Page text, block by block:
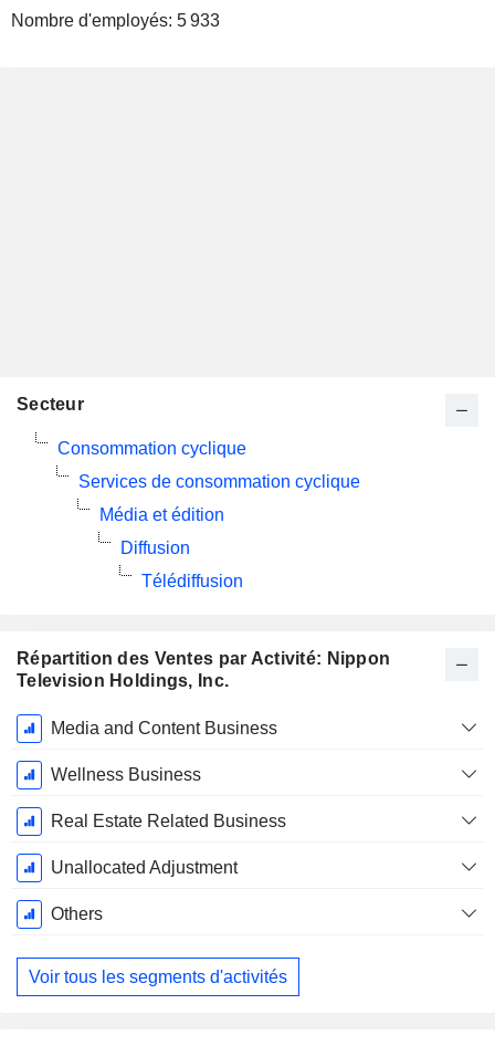
Nombre d'employés: 5 933
Répartition des Ventes par Activité: Nippon
Television Holdings, Inc.
Période
Fiscale:
Mars
Media and Content Business
Wellness Business
Real Estate Related Business
Unallocated Adjustment
Others
Voir tous les segments d'activités
Secteur
Consommation cyclique
Services de consommation cyclique
Média et édition
Diffusion
Télédiffusion